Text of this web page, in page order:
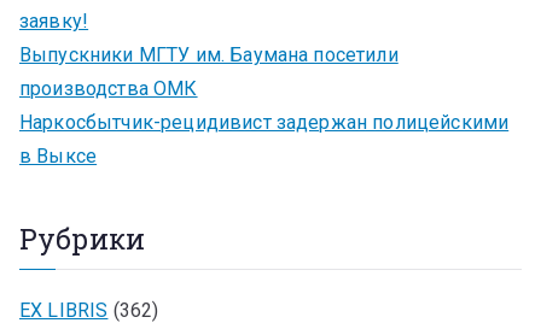
заявку!
Выпускники МГТУ им. Баумана посетили
производства ОМК
Наркосбытчик-рецидивист задержан полицейскими
в Выксе
Рубрики
EX LIBRIS (362)